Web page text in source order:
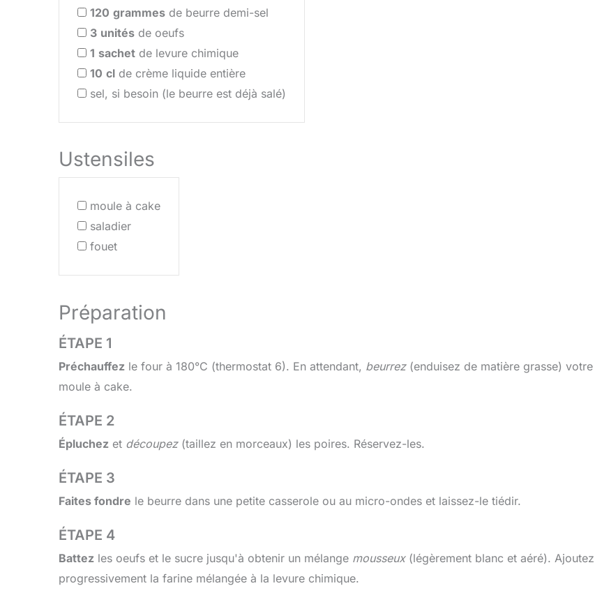
120 grammes de beurre demi-sel
3 unités de oeufs
1 sachet de levure chimique
10 cl de crème liquide entière
sel, si besoin (le beurre est déjà salé)
Ustensiles
moule à cake
saladier
fouet
Préparation
ÉTAPE 1
Préchauffez le four à 180°C (thermostat 6). En attendant, beurrez(enduisez de matière grasse) votre
moule à cake.
ÉTAPE 2
Épluchez et découpez(taillez en morceaux) les poires. Réservez-les.
ÉTAPE 3
Faites fondre le beurre dans une petite casserole ou au micro-ondes et laissez-le tiédir.
ÉTAPE 4
Battez les oeufs et le sucre jusqu'à obtenir un mélange mousseux(légèrement blanc et aéré). Ajoutez
progressivement la farine mélangée à la levure chimique.